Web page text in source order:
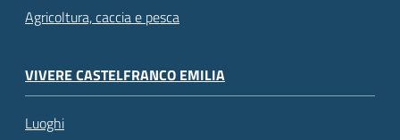
Agricoltura, caccia e pesca
VIVERE CASTELFRANCO EMILIA
Luoghi